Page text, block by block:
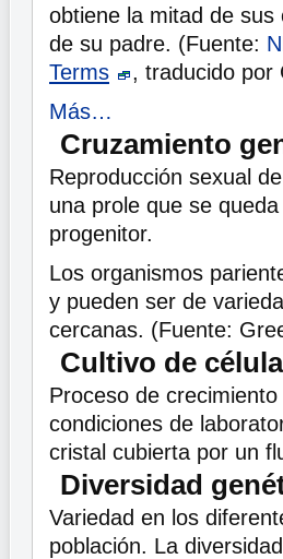
obtiene la mitad de
de su padre. (Fuente:
Terms
, traducido por
Más…
Cruzamiento
Reproducción sexual
una prole que se
progenitor.
Los organismos
y pueden ser de
cercanas. (Fuente:
Cultivo de
Proceso de
condiciones de
cristal cubierta por un
Diversidad
Variedad en los
población. La